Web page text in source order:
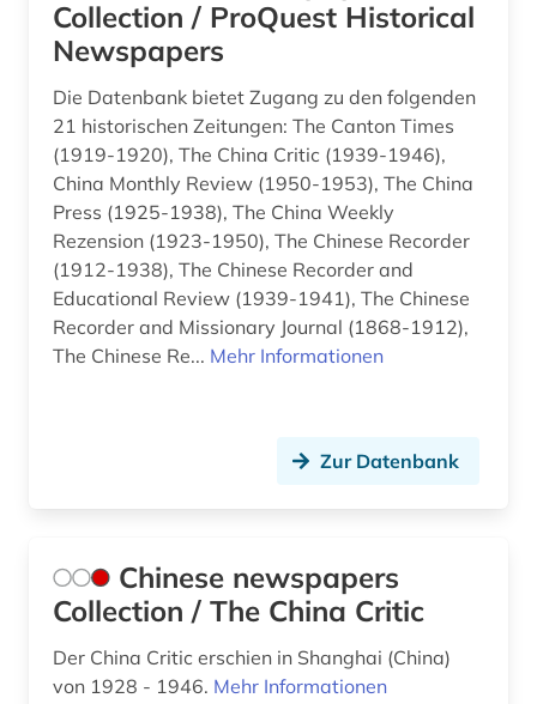
rückenschule (1)
schottland (1)
schriftverkehr (1)
schweiz (1)
seemannschaft (1)
segeln (1)
shanghai (4)
sozialwissenschaften (6)
soziologie und geschichte (1)
Collection / ProQuest Historical
Newspapers
Die Datenbank bietet Zugang zu den folgenden
21 historischen Zeitungen: The Canton Times
(1919-1920), The China Critic (1939-1946),
China Monthly Review (1950-1953), The China
Press (1925-1938), The China Weekly
Rezension (1923-1950), The Chinese Recorder
(1912-1938), The Chinese Recorder and
Educational Review (1939-1941), The Chinese
Recorder and Missionary Journal (1868-1912),
The Chinese Re... Mehr Informationen
Zur Datenbank
Chinese newspapers
Collection / The China Critic
Der China Critic erschien in Shanghai (China)
von 1928 - 1946. Mehr Informationen